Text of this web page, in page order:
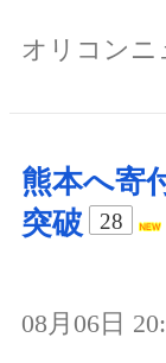
オリコンニ
熊本へ寄
突破
28
08月06日